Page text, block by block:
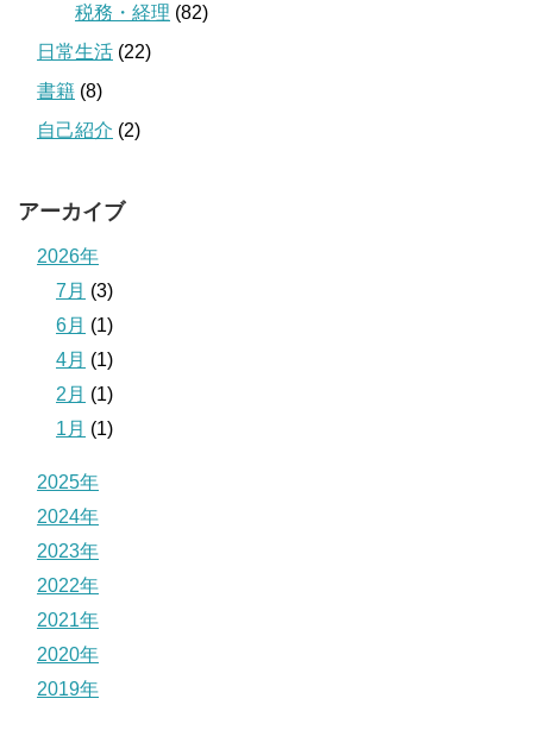
税務・経理 (82)
日常生活 (22)
書籍 (8)
自己紹介 (2)
アーカイブ
2026年
7月 (3)
6月 (1)
4月 (1)
2月 (1)
1月 (1)
2025年
2024年
2023年
2022年
2021年
2020年
2019年